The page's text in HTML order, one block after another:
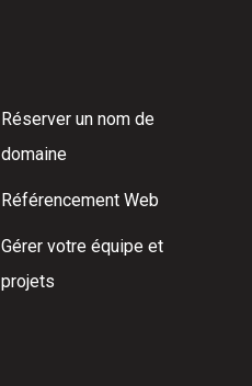
Réserver un nom de
domaine
Référencement Web
Gérer votre équipe et
projets